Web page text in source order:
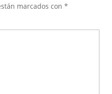
marcados con *